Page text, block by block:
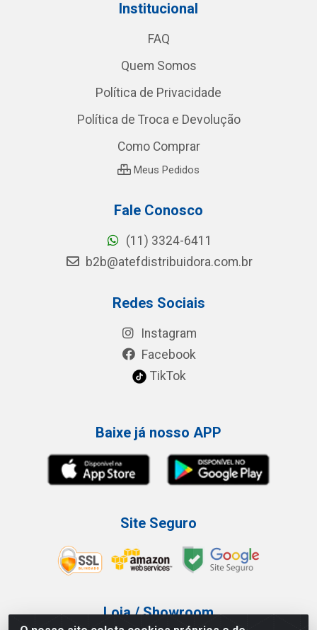
Institucional
FAQ
Quem Somos
Política de Privacidade
Política de Troca e Devolução
Como Comprar
Meus Pedidos
Fale Conosco
(11) 3324-6411
b2b@atefdistribuidora.com.br
Redes Sociais
Instagram
Facebook
TikTok
Baixe já nosso APP
Site Seguro
Loja / Showroom